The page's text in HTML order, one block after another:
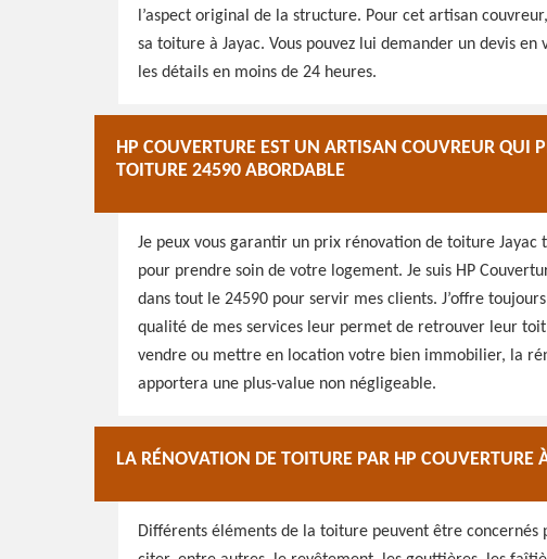
l’aspect original de la structure. Pour cet artisan
sa toiture à Jayac. Vous pouvez lui demander un devis
les détails en moins de 24 heures.
HP COUVERTURE EST UN ARTISAN COUVREUR QUI
TOITURE 24590 ABORDABLE
Je peux vous garantir un prix rénovation de toiture Jayac
pour prendre soin de votre logement. Je suis HP
dans tout le 24590 pour servir mes clients. J’offre
qualité de mes services leur permet de retrouver leur
vendre ou mettre en location votre bien immobilier, la
apportera une plus-value non négligeable.
LA RÉNOVATION DE TOITURE PAR HP COUVERTURE
Différents éléments de la toiture peuvent être